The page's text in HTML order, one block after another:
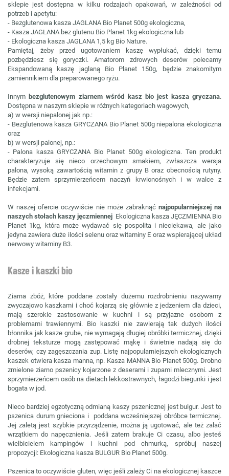
sklepie jest dostępna w kilku rodzajach opakowań, w zależności od
potrzeb i apetytu:
- Bezglutenowa kasza JAGLANA Bio Planet 500g ekologiczna,
- Kasza JAGLANA bez glutenu Bio Planet 1kg ekologiczna lub
- Ekologiczna kasza JAGLANA 1,5 kg Bio Nature.
Pamiętaj, żeby przed ugotowaniem kaszę wypłukać, dzięki temu
pozbędziesz się goryczki. Amatorom zdrowych deserów polecamy
Ekspandowaną kaszę jaglaną Bio Planet 150g, będzie znakomitym
zamiennikiem dla preparowanego ryżu.
Innym bezglutenowym ziarnem wśród kasz bio jest kasza gryczana.
Dostępna w naszym sklepie w różnych kategoriach wagowych,
a) w wersji niepalonej jak np.:
- Bezglutenowa kasza GRYCZANA Bio Planet 500g niepalona ekologiczna
oraz
b) w wersji palonej, np.:
- Palona kasza GRYCZANA Bio Planet 500g ekologiczna. Ten produkt
charakteryzuje się nieco orzechowym smakiem, zwłaszcza wersja
palona, wysoką zawartością witamin z grupy B oraz obecnością rutyny.
Będzie zatem sprzymierzeńcem naczyń krwionośnych i w walce z
infekcjami.
W naszej ofercie oczywiście nie może zabraknąć najpopularniejszej na
naszych stołach kaszy jęczmiennej Ekologiczna kasza JĘCZMIENNA Bio
Planet 1kg, która może wydawać się pospolita i nieciekawa, ale jako
jedyna zawiera duże ilości selenu oraz witaminy E oraz wspierającej układ
nerwowy witaminy B3.
Kasze i kaszki bio
Ziarna zbóż, które poddane zostały dużemu rozdrobnieniu nazywamy
zwyczajowo kaszkami i choć kojarzą się głównie z jedzeniem dla dzieci,
mają szerokie zastosowanie w kuchni i są przyjazne osobom z
problemami trawiennymi. Bio kaszki nie zawierają tak dużych ilości
błonnika jak kasze grube, nie wymagają długiej obróbki termicznej, dzięki
drobnej teksturze mogą zastępować mąkę i świetnie nadają się do
deserów, czy zagęszczania zup. Listę najpopularniejszych ekologicznych
kaszek otwiera kasza manna, np. Kasza MANNA Bio Planet 500g. Drobno
zmielone ziarno pszenicy kojarzone z deserami i zupami mlecznymi. Jest
sprzymierzeńcem osób na dietach lekkostrawnych, łagodzi biegunki i jest
bogata w jod.
Nieco bardziej egzotyczną odmianą kaszy pszenicznej jest bulgur. Jest to
pszenica durum gnieciona i poddana wcześniejszej obróbce termicznej.
Jej zaletą jest szybkie przyrządzenie, można ją ugotować, ale też zalać
wrzątkiem do napęcznienia. Jeśli zatem brakuje Ci czasu, albo jesteś
wielbicielem kampingów i kuchni pod chmurką, spróbuj naszej
propozycji: Ekologiczna kasza BULGUR Bio Planet 500g.
Pszenica to oczywiście gluten, więc jeśli zależy Ci na ekologicznej kaszce